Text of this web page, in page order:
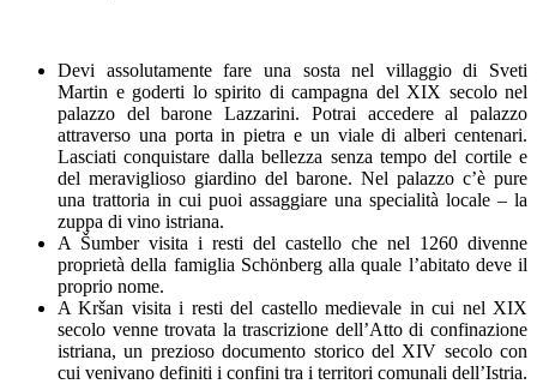
Devi assolutamente fare una sosta nel villaggio di Sveti
Martin e goderti lo spirito di campagna del XIX secolo nel
palazzo del barone Lazzarini. Potrai accedere al palazzo
attraverso una porta in pietra e un viale di alberi centenari.
Lasciati conquistare dalla bellezza senza tempo del cortile e
del meraviglioso giardino del barone. Nel palazzo c’è pure
una trattoria in cui puoi assaggiare una specialità locale – la
zuppa di vino istriana.
A Šumber visita i resti del castello che nel 1260 divenne
proprietà della famiglia Schönberg alla quale l’abitato deve il
proprio nome.
A Kršan visita i resti del castello medievale in cui nel XIX
secolo venne trovata la trascrizione dell’Atto di confinazione
istriana, un prezioso documento storico del XIV secolo con
cui venivano definiti i confini tra i territori comunali dell’Istria.